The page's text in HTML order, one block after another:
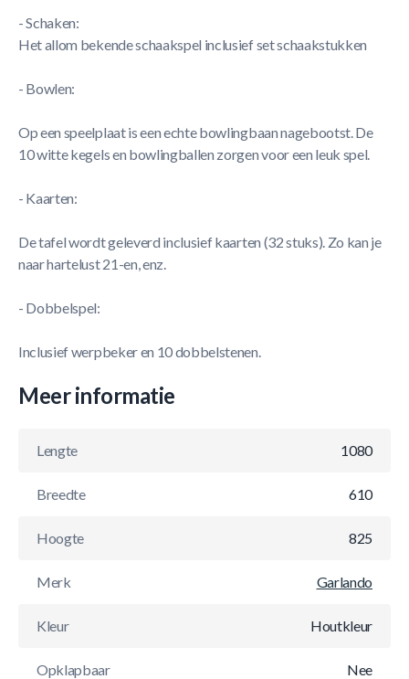
- Schaken:
Het allom bekende schaakspel inclusief set schaakstukken
- Bowlen:
Op een speelplaat is een echte bowlingbaan nagebootst. De
10 witte kegels en bowlingballen zorgen voor een leuk spel.
- Kaarten:
De tafel wordt geleverd inclusief kaarten (32 stuks). Zo kan je
naar hartelust 21-en, enz.
- Dobbelspel:
Inclusief werpbeker en 10 dobbelstenen.
Meer informatie
Lengte 1080
Breedte 610
Hoogte 825
Merk Garlando
Kleur Houtkleur
Opklapbaar Nee